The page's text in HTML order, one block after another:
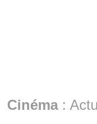
Cinéma: